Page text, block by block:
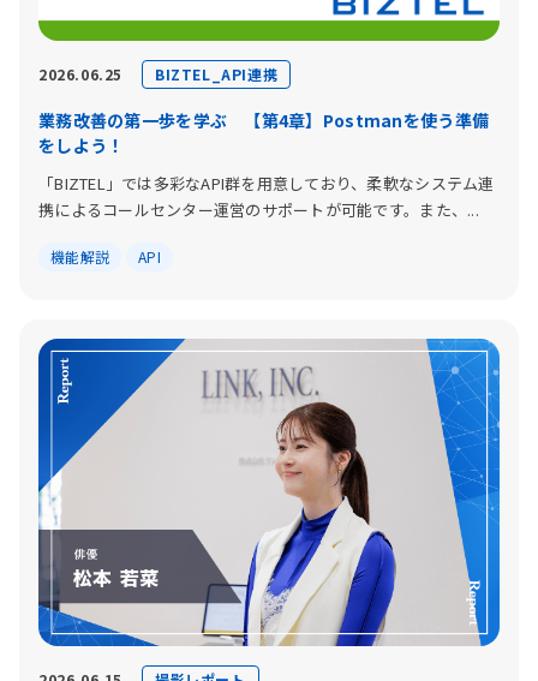
2026.06.25 BIZTEL_API連携
業務改善の第一歩を学ぶ 【第4章】Postmanを使う準備
をしよう！
「BIZTEL」では多彩なAPI群を用意しており、柔軟なシステム連
携によるコールセンター運営のサポートが可能です。また、...
機能解説 API